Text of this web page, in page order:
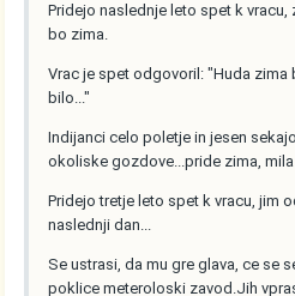
Pridejo naslednje leto spet k
bo zima.
Vrac je spet odgovoril: "Huda zima
bilo..."
Indijanci celo poletje in jesen
okoliske gozdove...pride zima,
Pridejo tretje leto spet k vracu, jim
naslednji dan...
Se ustrasi, da mu gre glava, ce se
poklice meteroloski zavod.Jih